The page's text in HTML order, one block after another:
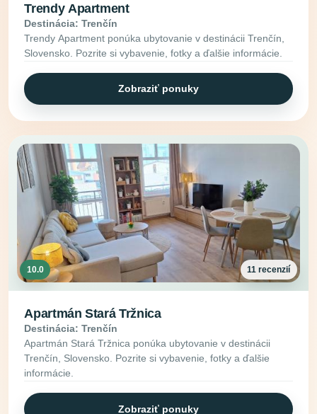
Trendy Apartment
Destinácia: Trenčín
Trendy Apartment ponúka ubytovanie v destinácii Trenčín,
Slovensko. Pozrite si vybavenie, fotky a ďalšie informácie.
Zobraziť ponuky
10.0 11 recenzií
Apartmán Stará Tržnica
Destinácia: Trenčín
Apartmán Stará Tržnica ponúka ubytovanie v destinácii
Trenčín, Slovensko. Pozrite si vybavenie, fotky a ďalšie
informácie.
Zobraziť ponuky